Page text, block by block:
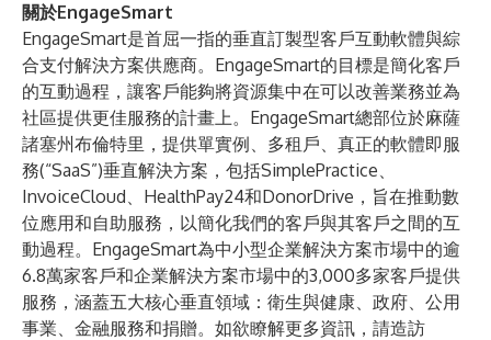
關於EngageSmart
EngageSmart是首屈一指的垂直訂製型客戶互動軟體與綜
合支付解決方案供應商。EngageSmart的目標是簡化客戶
的互動過程，讓客戶能夠將資源集中在可以改善業務並為
社區提供更佳服務的計畫上。EngageSmart總部位於麻薩
諸塞州布倫特里，提供單實例、多租戶、真正的軟體即服
務(“SaaS”)垂直解決方案，包括SimplePractice、
InvoiceCloud、HealthPay24和DonorDrive，旨在推動數
位應用和自助服務，以簡化我們的客戶與其客戶之間的互
動過程。EngageSmart為中小型企業解決方案市場中的逾
6.8萬家客戶和企業解決方案市場中的3,000多家客戶提供
服務，涵蓋五大核心垂直領域：衛生與健康、政府、公用
事業、金融服務和捐贈。如欲瞭解更多資訊，請造訪